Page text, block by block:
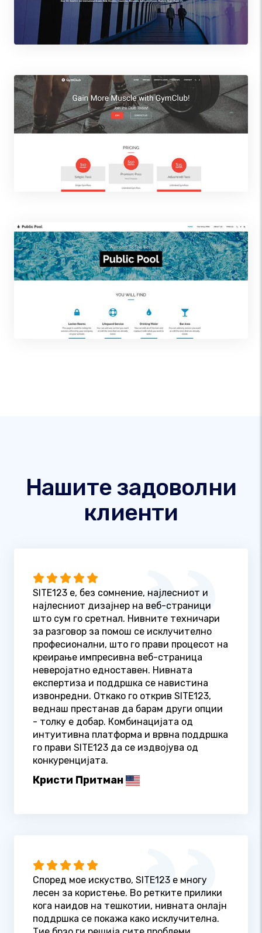
Нашите задоволни
клиенти
SITE123 е, без сомнение, најлесниот и
најлесниот дизајнер на веб-страници
што сум го сретнал. Нивните техничари
за разговор за помош се исклучително
професионални, што го прави процесот на
креирање импресивна веб-страница
неверојатно едноставен. Нивната
експертиза и поддршка се навистина
извонредни. Откако го открив SITE123,
веднаш престанав да барам други опции
- толку е добар. Комбинацијата од
интуитивна платформа и врвна поддршка
го прави SITE123 да се издвојува од
конкуренцијата.
Кристи Притман
Според мое искуство, SITE123 е многу
лесен за користење. Во ретките прилики
кога наидов на тешкотии, нивната онлајн
поддршка се покажа како исклучителна.